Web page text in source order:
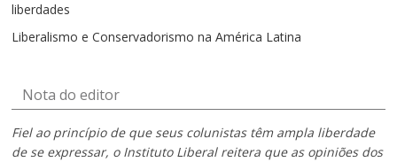
liberdades
Liberalismo e Conservadorismo na América Latina
Nota do editor
Fiel ao princípio de que seus colunistas têm ampla liberdade
de se expressar, o Instituto Liberal reitera que as opiniões dos